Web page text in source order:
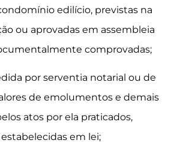
edilício, previstas na
ou aprovadas em assembleia
comprovadas;
por serventia notarial ou de
de emolumentos e demais
atos por ela praticados,
em lei;